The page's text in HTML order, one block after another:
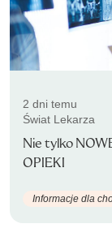
2 dni temu
Świat Lekarza
Nie tylko
OPIEKI
Informacje dla